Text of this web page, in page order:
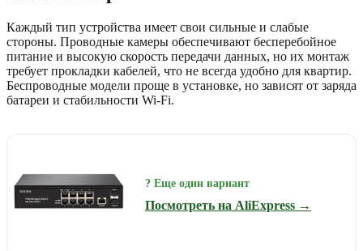
Каждый тип устройства имеет свои сильные и слабые
стороны. Проводные камеры обеспечивают бесперебойное
питание и высокую скорость передачи данных, но их монтаж
требует прокладки кабелей, что не всегда удобно для квартир.
Беспроводные модели проще в установке, но зависят от заряда
батареи и стабильности Wi-Fi.
? Еще один вариант
Посмотреть на AliExpress →